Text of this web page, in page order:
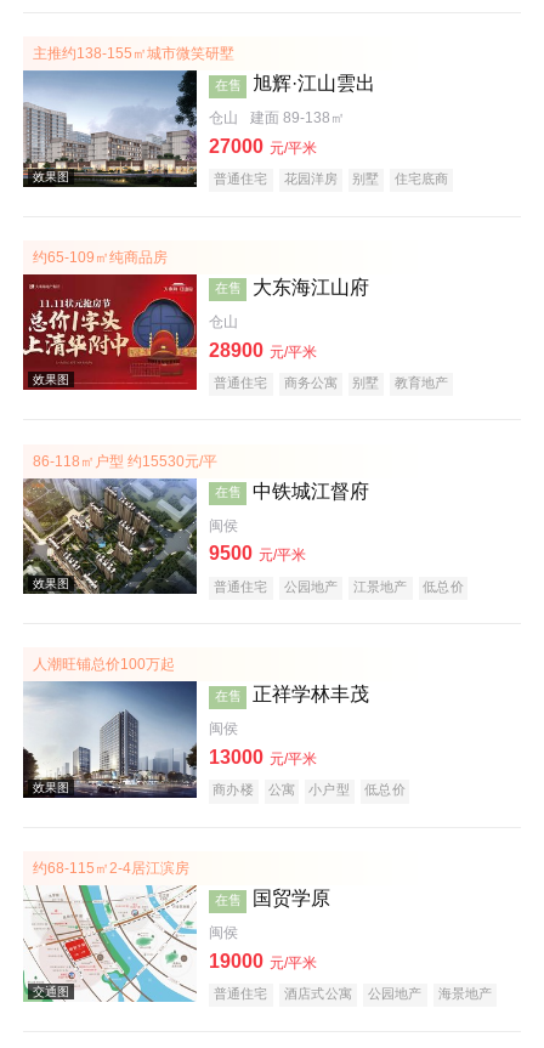
效果图
效果图
主推约138-155㎡城市微笑研墅
效果图
在售 旭辉·江山雲出
仓山 建面 89-138㎡
27000 元/平米
普通住宅 花园洋房 别墅
住宅底商
约65-109㎡纯商品房
效果图
在售 大东海江山府
仓山
28900 元/平米
普通住宅 商务公寓 别墅 教育地产
86-118㎡户型 约15530元/平
在售 中铁城江督府
闽侯
9500 元/平米
普通住宅 公园地产 江景地产
低总价
人潮旺铺总价100万起
在售 正祥学林丰茂
闽侯
13000 元/平米
商办楼 公寓 小户型 低总价
约68-115㎡2-4居江滨房
在售 国贸学原
闽侯
19000 元/平米
普通住宅 酒店式公寓 公园地产
海景地产